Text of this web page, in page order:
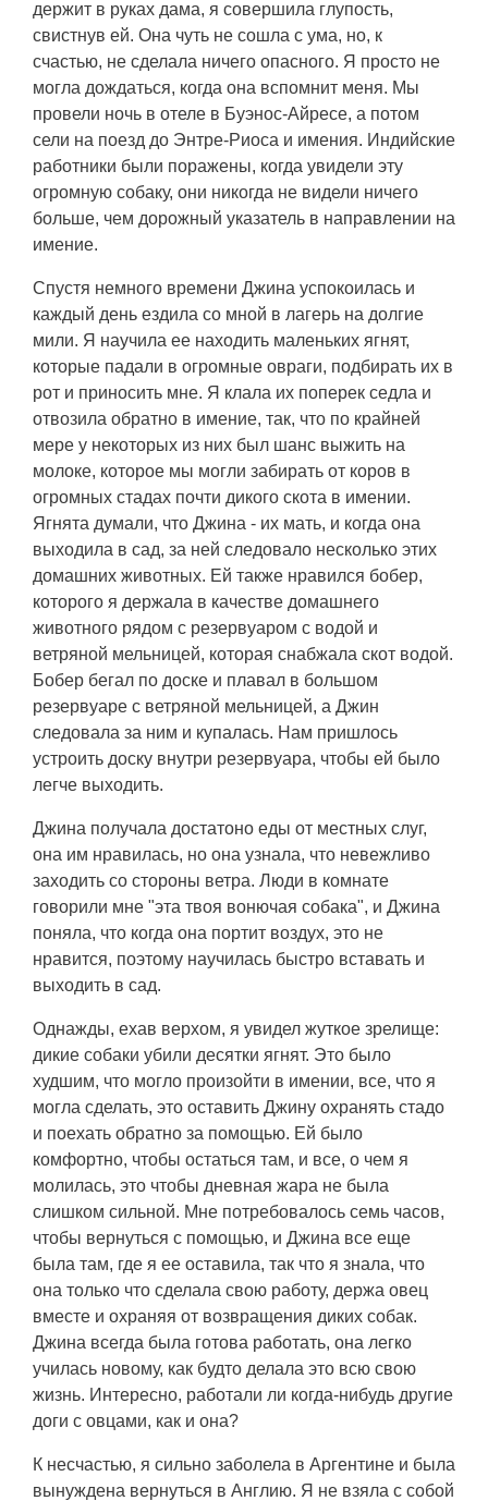
держит в руках дама, я совершила глупость,
свистнув ей. Она чуть не сошла с ума, но, к
счастью, не сделала ничего опасного. Я просто не
могла дождаться, когда она вспомнит меня. Мы
провели ночь в отеле в Буэнос-Айресе, а потом
сели на поезд до Энтре-Риоса и имения. Индийские
работники были поражены, когда увидели эту
огромную собаку, они никогда не видели ничего
больше, чем дорожный указатель в направлении на
имение.
Спустя немного времени Джина успокоилась и
каждый день ездила со мной в лагерь на долгие
мили. Я научила ее находить маленьких ягнят,
которые падали в огромные овраги, подбирать их в
рот и приносить мне. Я клала их поперек седла и
отвозила обратно в имение, так, что по крайней
мере у некоторых из них был шанс выжить на
молоке, которое мы могли забирать от коров в
огромных стадах почти дикого скота в имении.
Ягнята думали, что Джина - их мать, и когда она
выходила в сад, за ней следовало несколько этих
домашних животных. Ей также нравился бобер,
которого я держала в качестве домашнего
животного рядом с резервуаром с водой и
ветряной мельницей, которая снабжала скот водой.
Бобер бегал по доске и плавал в большом
резервуаре с ветряной мельницей, а Джин
следовала за ним и купалась. Нам пришлось
устроить доску внутри резервуара, чтобы ей было
легче выходить.
Джина получала достатоно еды от местных слуг,
она им нравилась, но она узнала, что невежливо
заходить со стороны ветра. Люди в комнате
говорили мне "эта твоя вонючая собака", и Джина
поняла, что когда она портит воздух, это не
нравится, поэтому научилась быстро вставать и
выходить в сад.
Однажды, ехав верхом, я увидел жуткое зрелище:
дикие собаки убили десятки ягнят. Это было
худшим, что могло произойти в имении, все, что я
могла сделать, это оставить Джину охранять стадо
и поехать обратно за помощью. Ей было
комфортно, чтобы остаться там, и все, о чем я
молилась, это чтобы дневная жара не была
слишком сильной. Мне потребовалось семь часов,
чтобы вернуться с помощью, и Джина все еще
была там, где я ее оставила, так что я знала, что
она только что сделала свою работу, держа овец
вместе и охраняя от возвращения диких собак.
Джина всегда была готова работать, она легко
училась новому, как будто делала это всю свою
жизнь. Интересно, работали ли когда-нибудь другие
доги с овцами, как и она?
К несчастью, я сильно заболела в Аргентине и была
вынуждена вернуться в Англию. Я не взяла с собой